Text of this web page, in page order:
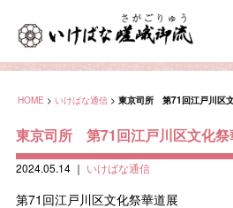
HOME > いけばな通信 > 東京司所 第71回江戸川区
東京司所 第71回江戸川区文化祭
2024.05.14｜ いけばな通信
第71回江戸川区文化祭華道展